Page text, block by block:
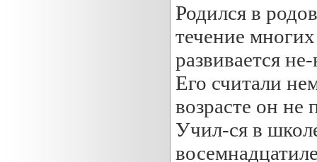
Родился в
течение
развивается
Его считали
возрасте он не
Учил-ся в